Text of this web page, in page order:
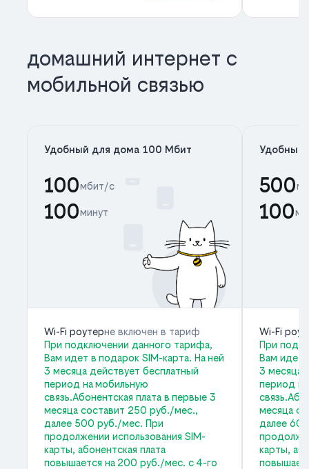
домашний интернет с
мобильной связью
Удобный для дома 100 Мбит
100мбит/с
100минут
Wi-Fi роутерне включен в тариф
При подключении данного тарифа,
Вам идет в подарок SIM-карта. На ней
3 месяца действует бесплатный
период на мобильную
связь.Абонентская плата в первые 3
месяца составит 250 руб./мес.,
далее 500 руб./мес. При
продолжении использования SIM-
карты, абонентская плата
повышается на 200 руб./мес. с 4-го
Удобный
500
100
Wi-Fi
При
Вам идет
3 месяца
период
месяца
далее
карты,